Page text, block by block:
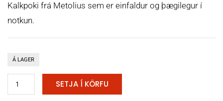
Kalkpoki frá Metolius sem er einfaldur og þægilegur í
notkun.
Á LAGER
SETJA Í KÖRFU